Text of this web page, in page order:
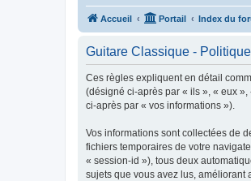
Accueil Portail Index du
Guitare Classique -
Ces règles expliquent en détail
(désigné ci-après par « ils », « eux
ci-après par « vos informations »).
Vos informations sont collectées de
fichiers temporaires de votre
« session-id »), tous deux
sujets que vous avez lus, améliorant